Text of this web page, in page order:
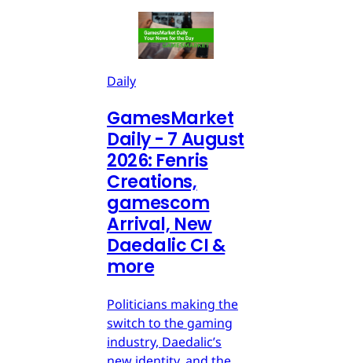
Daily
GamesMarket
Daily - 7 August
2026: Fenris
Creations,
gamescom
Arrival, New
Daedalic CI &
more
Politicians making the
switch to the gaming
industry, Daedalic’s